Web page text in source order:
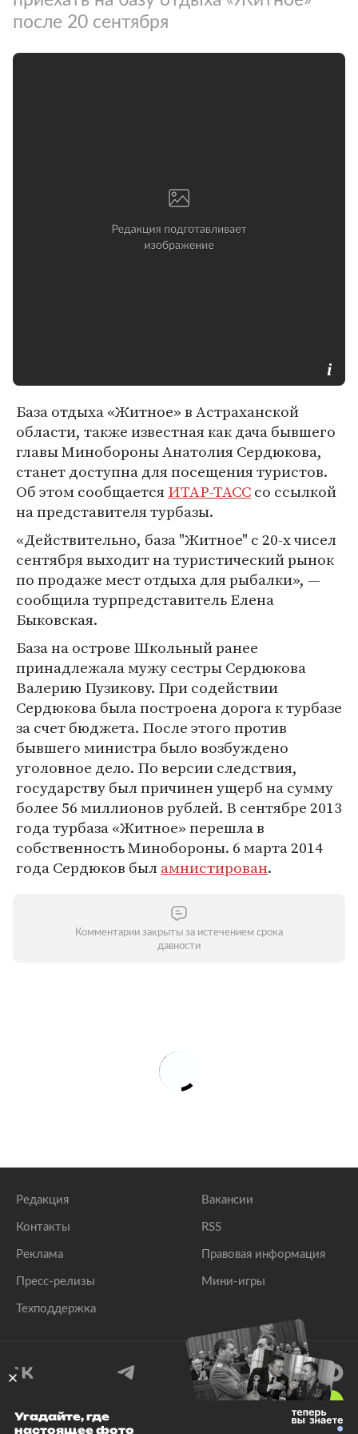
после 20 сентября
База отдыха «Житное» в Астраханской
области, также известная как дача бывшего
главы Минобороны Анатолия Сердюкова,
станет доступна для посещения туристов.
Об этом сообщаетсяИТАР-ТАССсо ссылкой
на представителя турбазы.
«Действительно, база "Житное" с 20-х чисел
сентября выходит на туристический рынок
по продаже мест отдыха для рыбалки», —
сообщила турпредставитель Елена
Быковская.
База на острове Школьный ранее
принадлежала мужу сестры Сердюкова
Валерию Пузикову. При содействии
Сердюкова была построена дорога к турбазе
за счет бюджета. После этого против
бывшего министра было возбуждено
уголовное дело. По версии следствия,
государству был причинен ущерб на сумму
более 56 миллионов рублей. В сентябре 2013
года турбаза «Житное» перешла в
собственность Минобороны. 6 марта 2014
года Сердюков быламнистирован.
Комментарии закрыты за истечением срока
давности
Редакция
Контакты
Реклама
Пресс-релизы
Техподдержка
Вакансии
RSS
Правовая информация
Мини-игры
© 1999–2026 Все права защищены.
Угадайте, где
настоящее фото